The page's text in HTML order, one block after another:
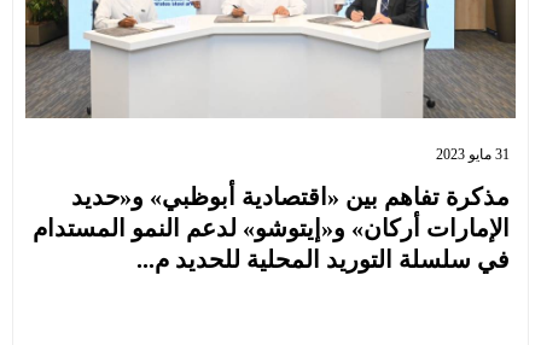
31 مايو 2023
مذكرة تفاهم بين «اقتصادية أبوظبي» و«حديد
الإمارات أركان» و«إيتوشو» لدعم النمو المستدام
في سلسلة التوريد المحلية للحديد م...